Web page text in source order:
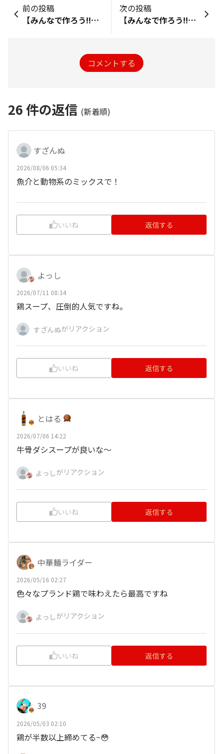
前の投稿
【みんなで作ろう!!オリジナル凄麺】第１回 スープの味を決めよう！
次の投稿
【みんなで作ろう!!オリジナル凄麺】第3回 スープの辛さを決めよう！
コメントする
26 件の返信 (新着順)
すざんぬ
2026/08/06 05:34
魚介と動物系のミックスで！
いいね 返信する
よっし
2026/07/11 08:34
鶏スープ、圧倒的人気ですね。
すざんぬがリアクション
いいね 返信する
とはる
2026/07/06 14:22
牛骨ダシスープが良いな～
よっしがリアクション
いいね 返信する
中華麺ライダー
2026/05/16 02:27
色々なプランド鶏で味わえたら最高ですね
よっしがリアクション
いいね 返信する
39
2026/05/03 02:10
鶏が半数以上締めてる~😳